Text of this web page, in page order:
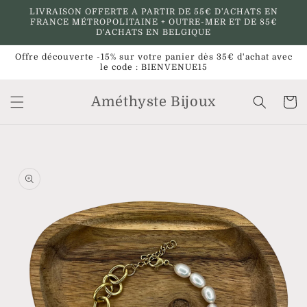
passer
au
LIVRAISON OFFERTE A PARTIR DE 55€ D'ACHATS EN
FRANCE MÉTROPOLITAINE + OUTRE-MER ET DE 85€
D'ACHATS EN BELGIQUE
Offre découverte -15% sur votre panier dès 35€ d'achat avec
le code : BIENVENUE15
Améthyste Bijoux Panier
informations